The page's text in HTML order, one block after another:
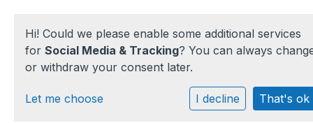
Home
Hi! Could we please enable some additional services
for Social Media & Tracking? You can always
or withdraw your consent later.
Let me choose I decline That's ok